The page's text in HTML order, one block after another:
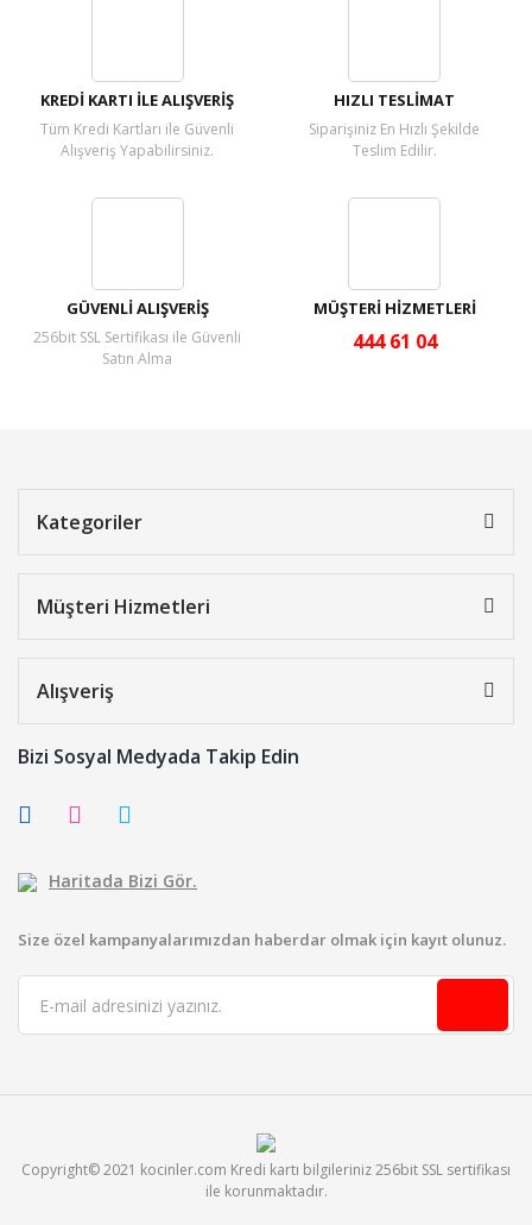
KREDİ KARTI İLE ALIŞVERİŞ
Tüm Kredi Kartları ile Güvenli
Alışveriş Yapabilirsiniz.
HIZLI TESLİMAT
Siparişiniz En Hızlı Şekilde
Teslim Edilir.
GÜVENLİ ALIŞVERİŞ
256bit SSL Sertifikası ile Güvenli
Satın Alma
MÜŞTERİ HİZMETLERİ
444 61 04
Kategoriler
Müşteri Hizmetleri
Alışveriş
Bizi Sosyal Medyada Takip Edin
Haritada Bizi Gör.
Size özel kampanyalarımızdan haberdar olmak için kayıt olunuz.
Copyright© 2021 kocinler.com Kredi kartı bilgileriniz 256bit SSL sertifikası
ile korunmaktadır.